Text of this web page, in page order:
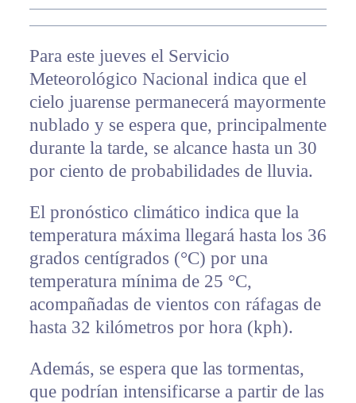
Para este jueves el Servicio
Meteorológico Nacional indica que el
cielo juarense permanecerá mayormente
nublado y se espera que, principalmente
durante la tarde, se alcance hasta un 30
por ciento de probabilidades de lluvia.
El pronóstico climático indica que la
temperatura máxima llegará hasta los 36
grados centígrados (°C) por una
temperatura mínima de 25 °C,
acompañadas de vientos con ráfagas de
hasta 32 kilómetros por hora (kph).
Además, se espera que las tormentas,
que podrían intensificarse a partir de las